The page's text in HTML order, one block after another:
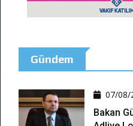
Gündem
07/08/
Bakan